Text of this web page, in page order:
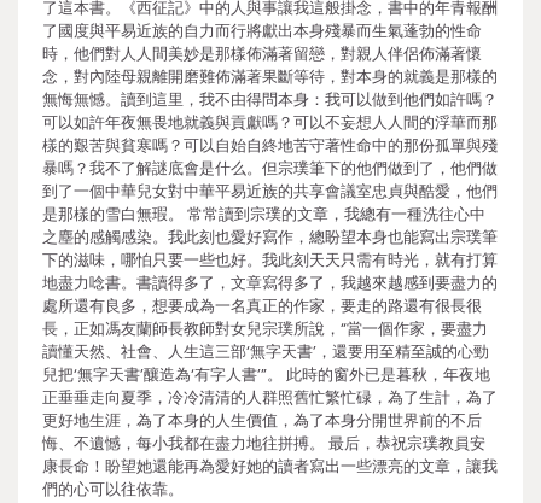
了這本書。《西征記》中的人與事讓我這般掛念，書中的年青報酬
了國度與平易近族的自力而行將獻出本身殘暴而生氣蓬勃的性命
時，他們對人人間美妙是那樣佈滿著留戀，對親人伴侶佈滿著懷
念，對內陸母親離開磨難佈滿著果斷等待，對本身的就義是那樣的
無悔無憾。讀到這里，我不由得問本身：我可以做到他們如許嗎？
可以如許年夜無畏地就義與貢獻嗎？可以不妄想人人間的浮華而那
樣的艱苦與貧寒嗎？可以自始自終地苦守著性命中的那份孤單與殘
暴嗎？我不了解謎底會是什么。但宗璞筆下的他們做到了，他們做
到了一個中華兒女對中華平易近族的共享會議室忠貞與酷愛，他們
是那樣的雪白無瑕。 常常讀到宗璞的文章，我總有一種洗往心中
之塵的感觸感染。我此刻也愛好寫作，總盼望本身也能寫出宗璞筆
下的滋味，哪怕只要一些也好。我此刻天天只需有時光，就有打算
地盡力唸書。書讀得多了，文章寫得多了，我越來越感到要盡力的
處所還有良多，想要成為一名真正的作家，要走的路還有很長很
長，正如馮友蘭師長教師對女兒宗璞所說，“當一個作家，要盡力
讀懂天然、社會、人生這三部‘無字天書’，還要用至精至誠的心勁
兒把‘無字天書’釀造為‘有字人書’”。 此時的窗外已是暮秋，年夜地
正垂垂走向夏季，冷冷清清的人群照舊忙繁忙碌，為了生計，為了
更好地生涯，為了本身的人生價值，為了本身分開世界前的不后
悔、不遺憾，每小我都在盡力地往拼搏。 最后，恭祝宗璞教員安
康長命！盼望她還能再為愛好她的讀者寫出一些漂亮的文章，讓我
們的心可以往依靠。